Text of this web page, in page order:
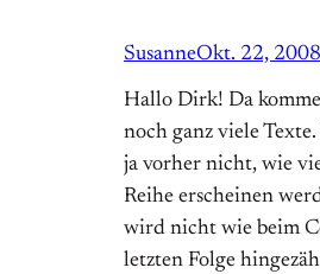
SusanneOkt. 22, 2008
Hallo Dirk! Da
noch ganz viele
ja vorher nicht, wie
Reihe erscheinen
wird nicht wie beim
letzten Folge